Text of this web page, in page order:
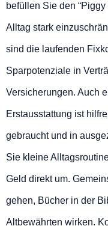
befüllen Sie den
Alltag stark
sind die laufenden
Sparpotenziale in
Versicherungen. Auch
Erstausstattung ist
gebraucht und in
Sie kleine
Geld direkt um.
gehen, Bücher in der
Altbewährten wirken.